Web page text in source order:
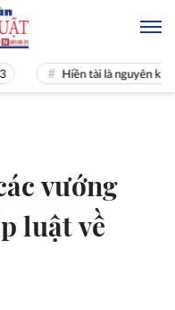
Hiền tài là nguyên khí Quốc gia
vướng
luật về